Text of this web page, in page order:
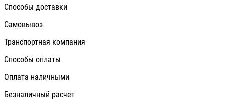
Способы доставки
Самовывоз
Транспортная компания
Способы оплаты
Оплата наличными
Безналичный расчет